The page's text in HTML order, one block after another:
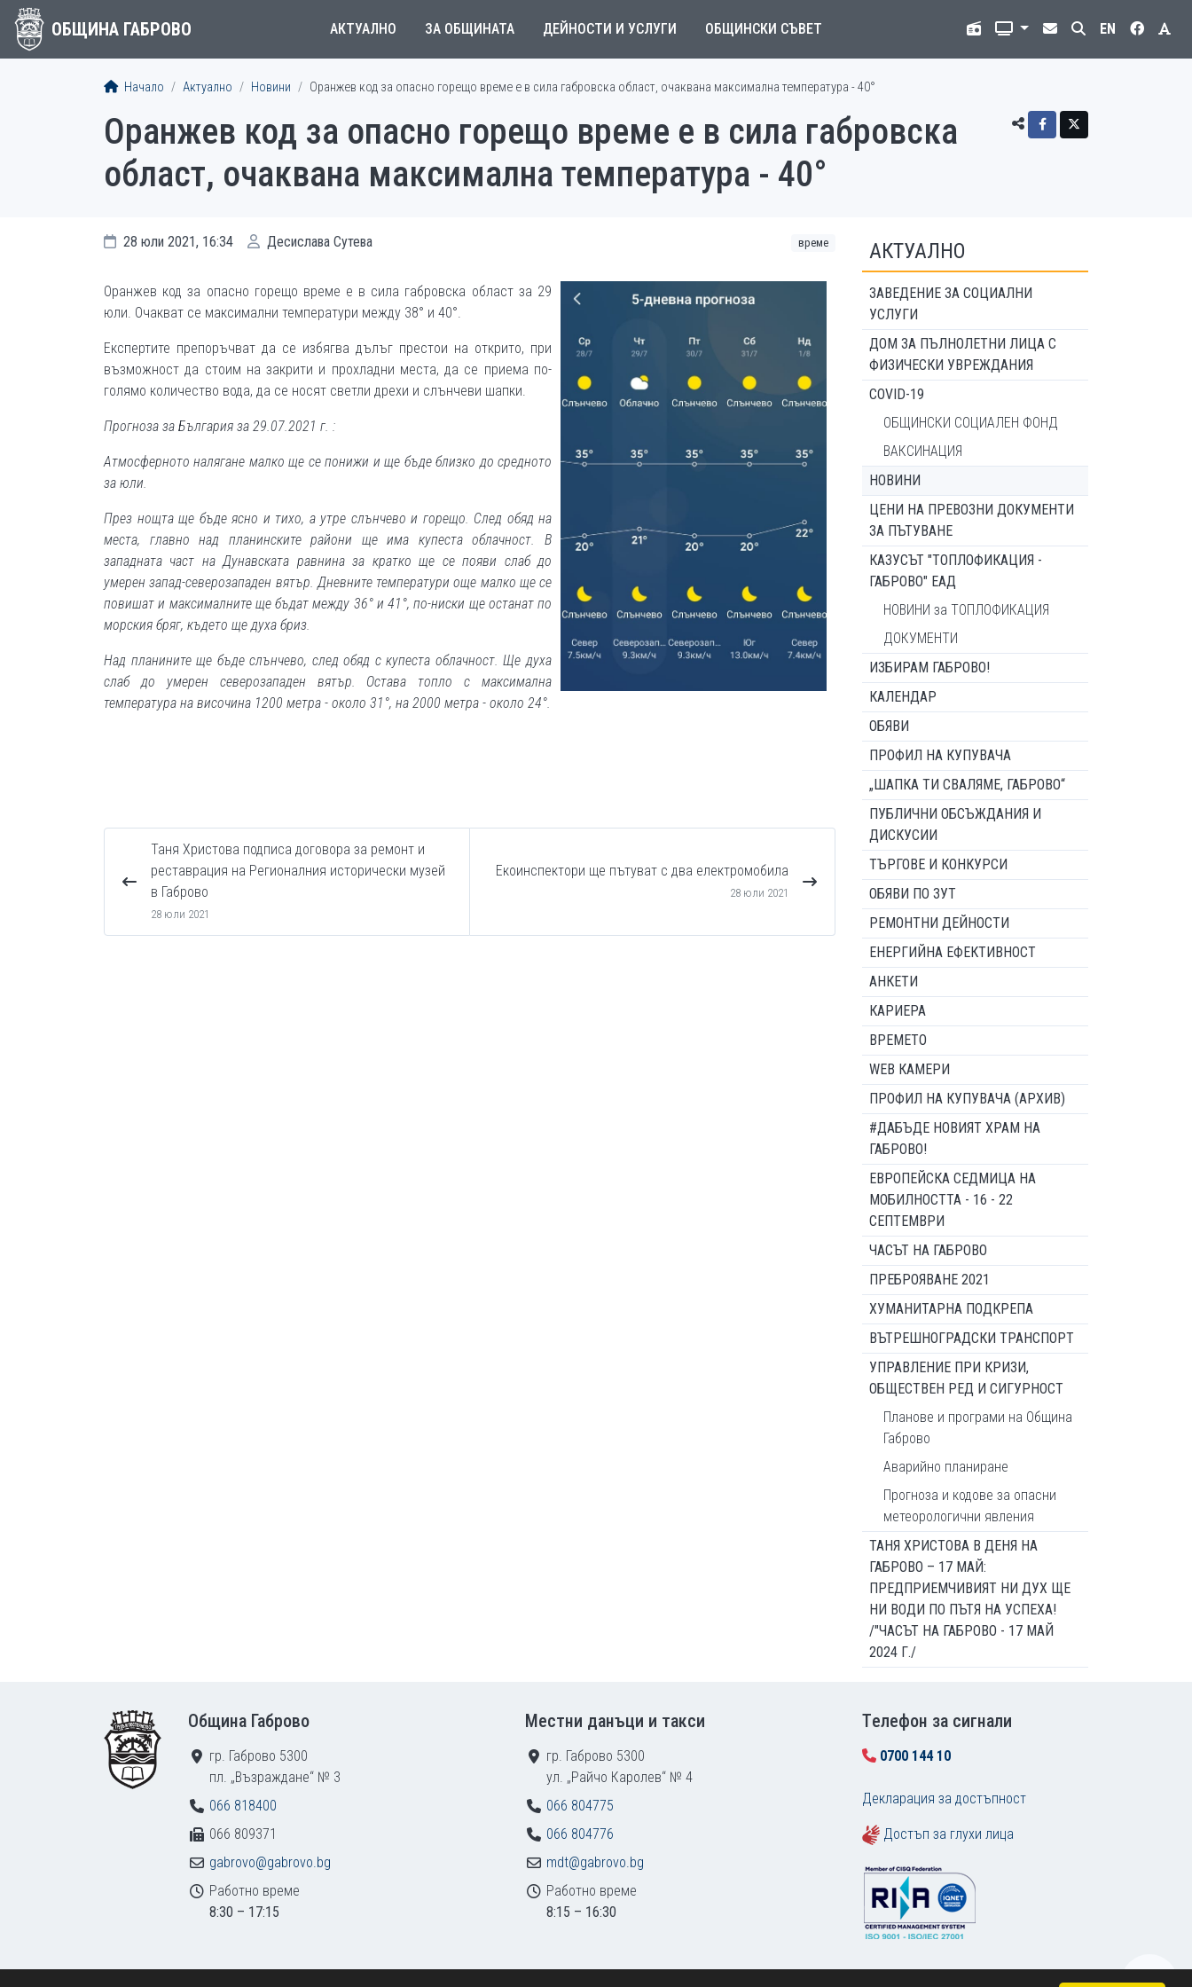
ОБЩИНА ГАБРОВО АКТУАЛНО ЗА ОБЩИНАТА ДЕЙНОСТИ И УСЛУГИ ОБЩИНСКИ СЪВЕТ EN
Начало Актуално Новини Оранжев код за опасно горещо време е в сила габровска област, очаквана максимална температура - 40°
Оранжев код за опасно горещо време е в сила габровска
област, очаквана максимална температура - 40°
28 юли 2021, 16:34 Десислава Сутева време
Оранжев код за опасно горещо време е в сила габровска област за 29
юли. Очакват се максимални температури между 38° и 40°.
Експертите препоръчват да се избягва дълъг престои на открито, при
възможност да стоим на закрити и прохладни места, да се приема по-
голямо количество вода, да се носят светли дрехи и слънчеви шапки.
Прогноза за България за 29.07.2021 г. :
Атмосферното налягане малко ще се понижи и ще бъде близко до средното
за юли.
През нощта ще бъде ясно и тихо, а утре слънчево и горещо. След обяд на
места, главно над планинските райони ще има купеста облачност. В
западната част на Дунавската равнина за кратко ще се появи слаб до
умерен запад-северозападен вятър. Дневните температури още малко ще се
повишат и максималните ще бъдат между 36° и 41°, по-ниски ще останат по
морския бряг, където ще духа бриз.
Над планините ще бъде слънчево, след обяд с купеста облачност. Ще духа
слаб до умерен северозападен вятър. Остава топло с максимална
температура на височина 1200 метра - около 31°, на 2000 метра - около 24°.
Таня Христова подписа договора за ремонт и
реставрация на Регионалния исторически музей
в Габрово
28 юли 2021
Екоинспектори ще пътуват с два електромобила
28 юли 2021
АКТУАЛНО
ЗАВЕДЕНИЕ ЗА СОЦИАЛНИ
УСЛУГИ
ДОМ ЗА ПЪЛНОЛЕТНИ ЛИЦА С
ФИЗИЧЕСКИ УВРЕЖДАНИЯ
COVID-19
ОБЩИНСКИ СОЦИАЛЕН ФОНД
ВАКСИНАЦИЯ
НОВИНИ
ЦЕНИ НА ПРЕВОЗНИ ДОКУМЕНТИ
ЗА ПЪТУВАНЕ
КАЗУСЪТ "ТОПЛОФИКАЦИЯ -
ГАБРОВО" ЕАД
НОВИНИ за ТОПЛОФИКАЦИЯ
ДОКУМЕНТИ
ИЗБИРАМ ГАБРОВО!
КАЛЕНДАР
ОБЯВИ
ПРОФИЛ НА КУПУВАЧА
„ШАПКА ТИ СВАЛЯМЕ, ГАБРОВО“
ПУБЛИЧНИ ОБСЪЖДАНИЯ И
ДИСКУСИИ
ТЪРГОВЕ И КОНКУРСИ
ОБЯВИ ПО ЗУТ
РЕМОНТНИ ДЕЙНОСТИ
ЕНЕРГИЙНА ЕФЕКТИВНОСТ
АНКЕТИ
КАРИЕРА
ВРЕМЕТО
WEB КАМЕРИ
ПРОФИЛ НА КУПУВАЧА (АРХИВ)
#ДАБЪДЕ НОВИЯТ ХРАМ НА
ГАБРОВО!
ЕВРОПЕЙСКА СЕДМИЦА НА
МОБИЛНОСТТА - 16 - 22
СЕПТЕМВРИ
ЧАСЪТ НА ГАБРОВО
ПРЕБРОЯВАНЕ 2021
ХУМАНИТАРНА ПОДКРЕПА
ВЪТРЕШНОГРАДСКИ ТРАНСПОРТ
УПРАВЛЕНИЕ ПРИ КРИЗИ,
ОБЩЕСТВЕН РЕД И СИГУРНОСТ
Планове и програми на Община
Габрово
Аварийно планиране
Прогноза и кодове за опасни
метеорологични явления
ТАНЯ ХРИСТОВА В ДЕНЯ НА
ГАБРОВО – 17 МАЙ:
ПРЕДПРИЕМЧИВИЯТ НИ ДУХ ЩЕ
НИ ВОДИ ПО ПЪТЯ НА УСПЕХА!
/"ЧАСЪТ НА ГАБРОВО - 17 МАЙ
2024 Г./
Община Габрово
гр. Габрово 5300
пл. „Възраждане“ № 3
066 818400
066 809371
gabrovo@gabrovo.bg
Работно време
8:30 – 17:15
Местни данъци и такси
гр. Габрово 5300
ул. „Райчо Каролев“ № 4
066 804775
066 804776
mdt@gabrovo.bg
Работно време
8:15 – 16:30
Tелефон за сигнали
0700 144 10
Декларация за достъпност
Достъп за глухи лица